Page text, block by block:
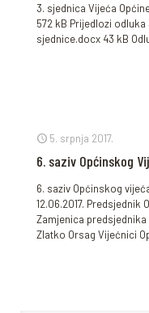
3. sjednica Vijeća
572 kB Prijedlozi odluka
sjednice.docx 43 kB
5. srpnja 2017.
6. saziv Općinskog
6. saziv Općinskog
12.06.2017. Predsjednik
Zamjenica
Zlatko Orsag Vijećnici